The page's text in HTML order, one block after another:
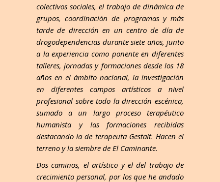
colectivos sociales, el trabajo de dinámica de
grupos, coordinación de programas y más
tarde de dirección en un centro de día de
drogodependencias durante siete años, junto
a la experiencia como ponente en diferentes
talleres, jornadas y formaciones desde los 18
años en el ámbito nacional, la investigación
en diferentes campos artísticos a nivel
profesional sobre todo la dirección escénica,
sumado a un largo proceso terapéutico
humanista y las formaciones recibidas
destacando la de terapeuta Gestalt. Hacen el
terreno y la siembre de El Caminante.
Dos caminos, el artístico y el del trabajo de
crecimiento personal, por los que he andado